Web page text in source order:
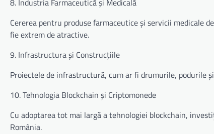
8. Industria Farmaceutică și Medicală
Cererea pentru produse farmaceutice și servicii medicale
fie extrem de atractive.
9. Infrastructura și Construcțiile
Proiectele de infrastructură, cum ar fi drumurile,
10. Tehnologia Blockchain și Criptomonede
Cu adoptarea tot mai largă a tehnologiei blockchain,
România.